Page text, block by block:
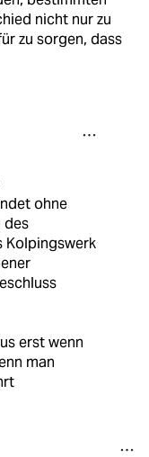
nicht nur zu
zu sorgen, dass
ohne
des
Kolpingswerk
erst wenn
man